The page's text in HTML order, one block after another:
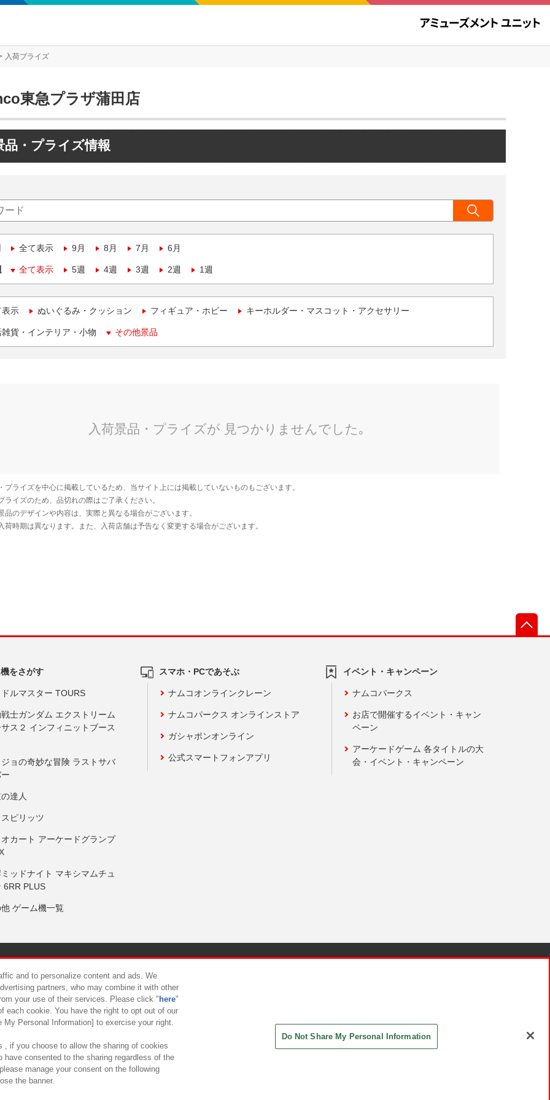
入荷プライズ
東急プラザ蒲田店
品・プライズ情報
全て表示 9月 8月 7月 6月
全て表示 5週 4週 3週 2週 1週
表示 ぬいぐるみ・クッション フィギュア・ホビー キーホルダー・マスコット・アクセサリー
貨・インテリア・小物 その他景品
をさがす
ルマスター TOURS
士ガンダム エクストリーム
ス２ インフィニットブース
ョの奇妙な冒険 ラストサバ
達人
ピリッツ
カート アーケードグランプ
ッドナイト マキシマムチュ
6RR PLUS
ゲーム機一覧
スマホ・PCであそぶ
ナムコオンラインクレーン
ナムコパークス オンラインストア
ガシャポンオンライン
公式スマートフォンアプリ
イベント・キャンペーン
ナムコパークス
お店で開催するイベント・キャン
ペーン
アーケードゲーム 各タイトルの大
会・イベント・キャンペーン
について カスタマーハラスメント対応方針
and to personalize content and ads. We
partners, who may combine it with other
your use of their services. Please click " here"
each cookie. You have the right to opt out of our
Personal Information] to exercise your right.
, if you choose to allow the sharing of cookies
have consented to the sharing regardless of the
manage your consent on the following
the banner.
Do Not Share My Personal Information